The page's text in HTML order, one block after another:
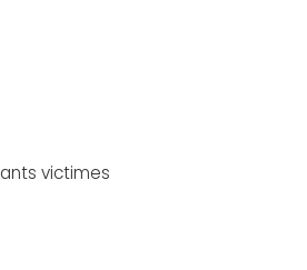
victimes